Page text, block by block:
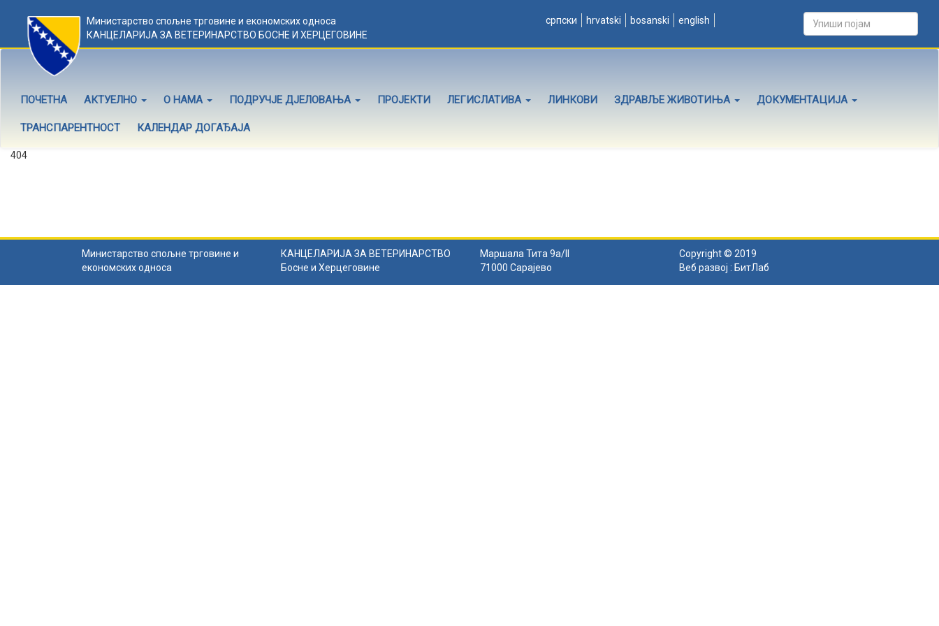
Министарство спољне трговине и економских односа
КАНЦЕЛАРИЈА ЗА ВЕТЕРИНАРСТВО БОСНЕ И ХЕРЦЕГОВИНЕ
српски hrvatski bosanski english
ПОЧЕТНА АКТУЕЛНО О НАМА ПОДРУЧЈЕ ДЈЕЛОВАЊА ПРОЈЕКТИ ЛЕГИСЛАТИВА ЛИНКОВИ ЗДРАВЉЕ ЖИВОТИЊА ДОКУМЕНТАЦИЈА
ТРАНСПАРЕНТНОСТ КАЛЕНДАР ДОГАЂАЈА
404
Министарство спољне трговине и
економских односа
КАНЦЕЛАРИЈА ЗА ВЕТЕРИНАРСТВО
Босне и Херцеговине
Маршала Тита 9а/II
71000 Сарајево
Copyright © 2019
Веб развој : БитЛаб